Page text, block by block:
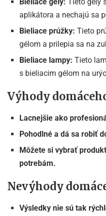
aplikátora a nechajú sa
Bieliace prúžky: Tieto
gélom a prilepia sa na
Bieliace lampy: Tieto
s bieliacim gélom na
Výhody
Lacnejšie ako
Pohodlné a dá sa robiť
Môžete si vybrať
potrebám.
Nevýhody
Výsledky nie sú tak